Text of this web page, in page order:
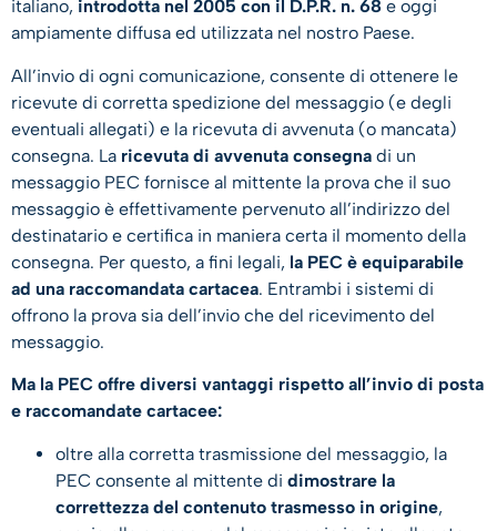
italiano, introdotta nel 2005 con il D.P.R. n. 68 e oggi
ampiamente diffusa ed utilizzata nel nostro Paese.
All’invio di ogni comunicazione, consente di ottenere le
ricevute di corretta spedizione del messaggio (e degli
eventuali allegati) e la ricevuta di avvenuta (o mancata)
consegna. La ricevuta di avvenuta consegna di un
messaggio PEC fornisce al mittente la prova che il suo
messaggio è effettivamente pervenuto all’indirizzo del
destinatario e certifica in maniera certa il momento della
consegna. Per questo, a fini legali, la PEC è equiparabile
ad una raccomandata cartacea. Entrambi i sistemi di
offrono la prova sia dell’invio che del ricevimento del
messaggio.
Ma la PEC offre diversi vantaggi rispetto all’invio di posta
e raccomandate cartacee:
oltre alla corretta trasmissione del messaggio, la
PEC consente al mittente di dimostrare la
correttezza del contenuto trasmesso in origine,